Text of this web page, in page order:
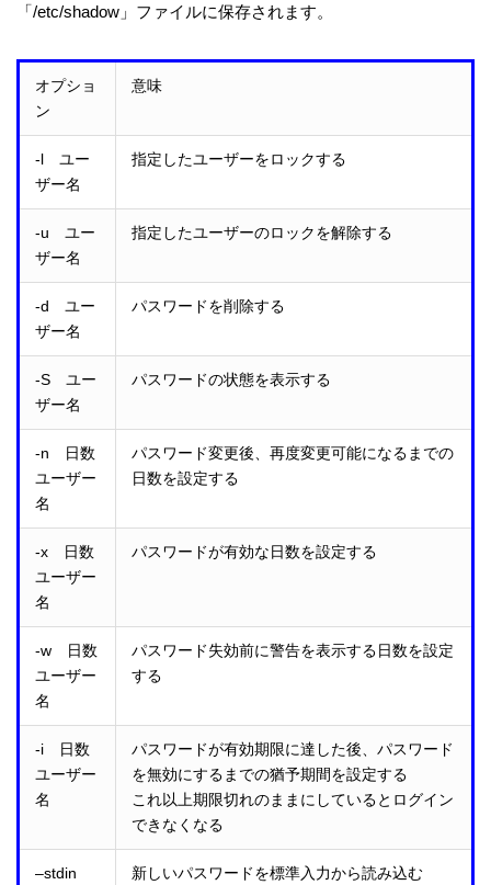
「/etc/shadow」ファイルに保存されます。
オプショ
ン
意味
-l ユー
ザー名
指定したユーザーをロックする
-u ユー
ザー名
指定したユーザーのロックを解除する
-d ユー
ザー名
パスワードを削除する
-S ユー
ザー名
パスワードの状態を表示する
-n 日数
ユーザー
名
パスワード変更後、再度変更可能になるまでの
日数を設定する
-x 日数
ユーザー
名
パスワードが有効な日数を設定する
-w 日数
ユーザー
名
パスワード失効前に警告を表示する日数を設定
する
-i 日数
ユーザー
名
パスワードが有効期限に達した後、パスワード
を無効にするまでの猶予期間を設定する
これ以上期限切れのままにしているとログイン
できなくなる
–stdin 新しいパスワードを標準入力から読み込む